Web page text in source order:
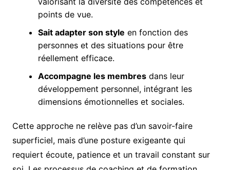
points de vue.
Sait adapter son style en fonction des
personnes et des situations pour être
réellement efficace.
Accompagne les membresdans leur
développement personnel, intégrant les
dimensions émotionnelles et sociales.
Cette approche ne relève pas d’un savoir-faire
superficiel, mais d’une posture exigeante qui
requiert écoute, patience et un travail constant sur